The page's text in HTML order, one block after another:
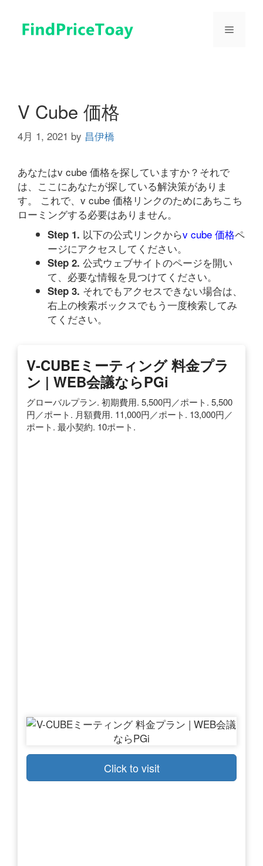
メ
V Cube 価格
4月 1, 2021 by 昌伊橋
あなたはv cube 価格を探していますか？それで
は、ここにあなたが探している解決策がありま
す。 これで、v cube 価格リンクのためにあちこち
ローミングする必要はありません。
Step 1. 以下の公式リンクからv cube 価格ペ
ージにアクセスしてください。
Step 2. 公式ウェブサイトのページを開い
て、必要な情報を見つけてください。
Step 3. それでもアクセスできない場合は、
右上の検索ボックスでもう一度検索してみ
てください。
V-CUBEミーティング 料金プラ
ン | WEB会議ならPGi
グローバルプラン. 初期費用. 5,500円／ポート. 5,500
円／ポート. 月額費用. 11,000円／ポート. 13,000円／
ポート. 最小契約. 10ポート.
Click to visit